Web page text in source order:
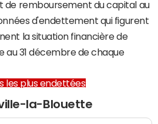
de remboursement du capital au
d'endettement qui figurent
la situation financière de
au 31 décembre de chaque
les plus endettées
la-Blouette